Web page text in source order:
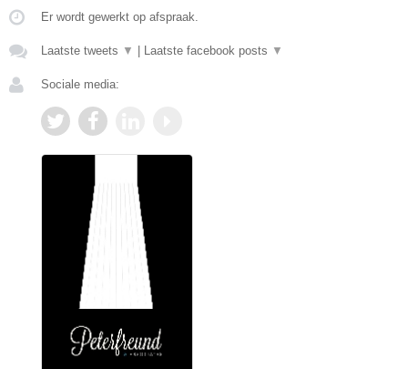
Er wordt gewerkt op afspraak.
Laatste tweets ▼ Laatste facebook posts ▼
Sociale media: